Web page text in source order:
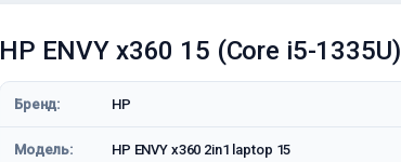
HP ENVY x360 15 (Core i5-1335U)
Бренд: HP
Модель: HP ENVY x360 2in1 laptop 15